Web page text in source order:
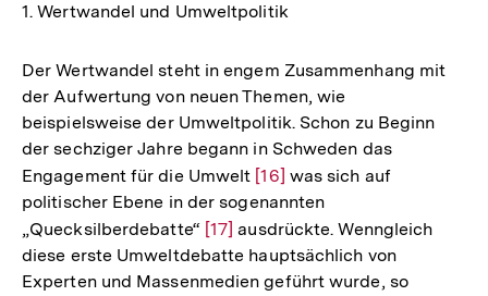
1. Wertwandel und Umweltpolitik
Der Wertwandel steht in engem Zusammenhang mit
der Aufwertung von neuen Themen, wie
beispielsweise der Umweltpolitik. Schon zu Beginn
der sechziger Jahre begann in Schweden das
Engagement für die Umwelt Zur
Auflösung
der
Fußnote
[16] was sich auf
politischer Ebene in der sogenannten
„Quecksilberdebatte“ Zur
Auflösung
der
[17] ausdrückte. Wenngleich
diese erste Umweltdebatte hauptsächlich von
Experten und Massenmedien geführt wurde, so